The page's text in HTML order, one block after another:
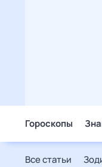
Гороскопы
Все статьи